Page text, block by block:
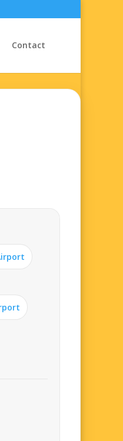
Contact